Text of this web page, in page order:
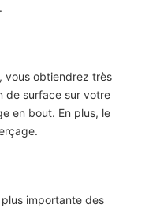
vous obtiendrez très
de surface sur votre
en bout. En plus, le
importante des